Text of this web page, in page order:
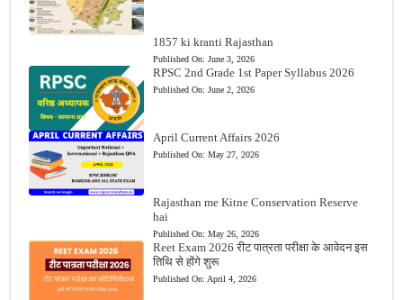
1857 ki kranti Rajasthan
Published On: June 3, 2026
RPSC 2nd Grade 1st Paper Syllabus 2026
Published On: June 2, 2026
April Current Affairs 2026
Published On: May 27, 2026
Rajasthan me Kitne Conservation Reserve
hai
Published On: May 26, 2026
Reet Exam 2026 रीट पात्रता परीक्षा के आवेदन इस
तिथि से होंगे शुरू
Published On: April 4, 2026